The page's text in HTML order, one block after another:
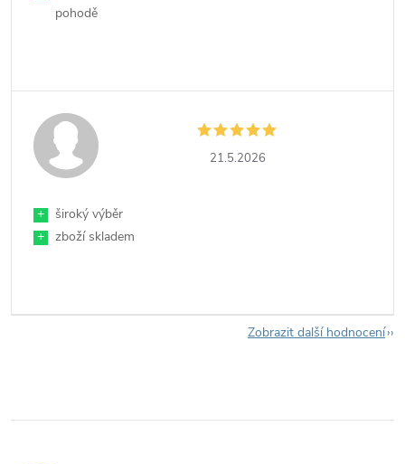
pohodě
21.5.2026
+
široký výběr
+
zboží skladem
Zobrazit další hodnocení